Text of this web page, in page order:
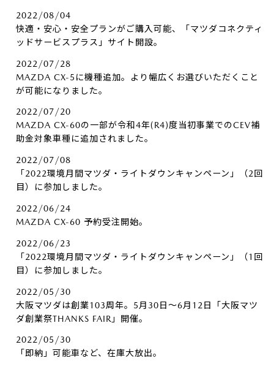
2022/08/04
快適・安心・安全プランがご購入可能、「マツダコネクティ
ッドサービスプラス」サイト開設。
2022/07/28
MAZDA CX-5に機種追加。より幅広くお選びいただくこと
が可能になりました。
2022/07/20
MAZDA CX-60の一部が令和4年(R4)度当初事業でのCEV補
助金対象車種に追加されました。
2022/07/08
「2022環境月間マツダ・ライトダウンキャンペーン」（2回
目）に参加しました。
2022/06/24
MAZDA CX-60 予約受注開始。
2022/06/23
「2022環境月間マツダ・ライトダウンキャンペーン」（1回
目）に参加しました。
2022/05/30
大阪マツダは創業103周年。5月30日～6月12日「大阪マツ
ダ創業祭THANKS FAIR」開催。
2022/05/30
「即納」可能車など、在庫大放出。